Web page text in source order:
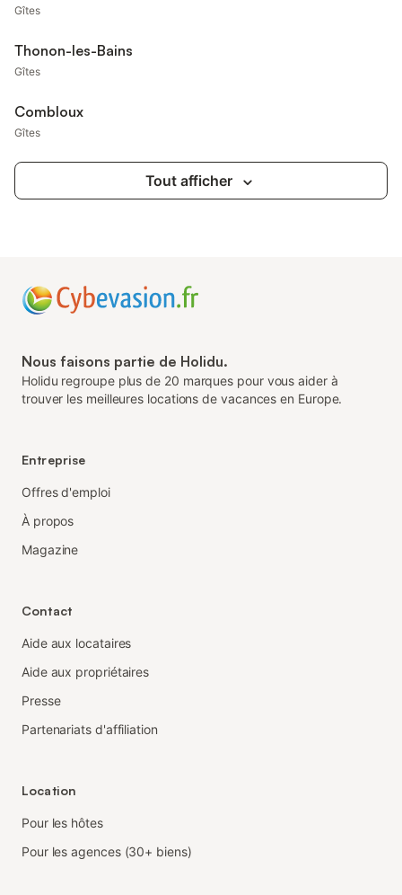
Gîtes
Thonon-les-Bains
Gîtes
Combloux
Gîtes
Tout afficher
Nous faisons partie de Holidu.
Holidu regroupe plus de 20 marques pour vous aider à
trouver les meilleures locations de vacances en Europe.
Entreprise
Offres d'emploi
À propos
Magazine
Contact
Aide aux locataires
Aide aux propriétaires
Presse
Partenariats d'affiliation
Location
Pour les hôtes
Pour les agences (30+ biens)